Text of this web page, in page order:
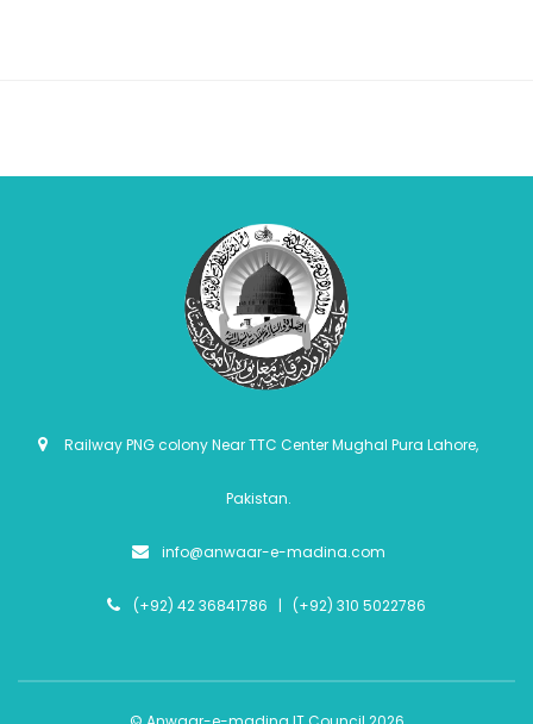
Railway PNG colony Near TTC Center Mughal Pura Lahore,
Pakistan.
info@anwaar-e-madina.com
(+92) 42 36841786 | (+92) 310 5022786